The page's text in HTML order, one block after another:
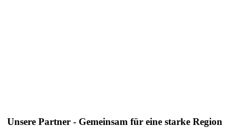
Unsere Partner - Gemeinsam für eine starke Region